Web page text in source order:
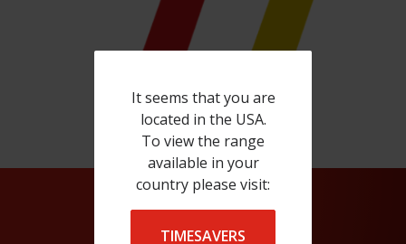
It seems that you are
located in the USA.
To view the range
available in your
country please visit:
TIMESAVERS